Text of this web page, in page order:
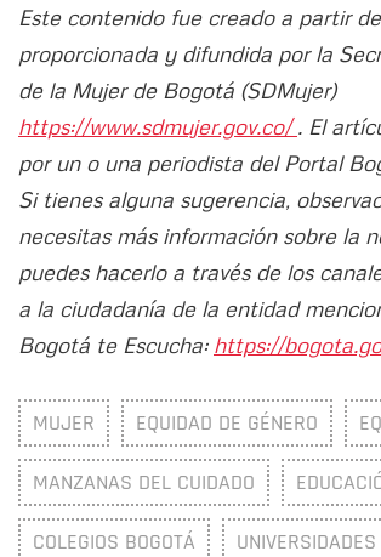
Este contenido fue creado a partir
proporcionada y difundida por la
de la Mujer de Bogotá (SDMujer)
https://www.sdmujer.gov.co/. El
por un o una periodista del Portal
Si tienes alguna sugerencia,
necesitas más información sobre la
puedes hacerlo a través de los
a la ciudadanía de la entidad
Bogotá te Escucha: https://
MUJER EQUIDAD DE GÉNERO
MANZANAS DEL CUIDADO
COLEGIOS BOGOTÁ UNIVERSIDADES